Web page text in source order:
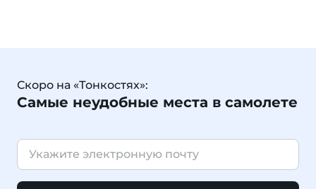
Скоро на «Тонкостях»:
Самые неудобные места в самолете